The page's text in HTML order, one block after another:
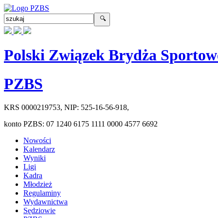
Polski Związek Brydża
PZBS
KRS 0000219753, NIP: 525-16-56-918,
konto PZBS: 07 1240 6175 1111 0000 4577 6692
Nowości
Kalendarz
Wyniki
Ligi
Kadra
Młodzież
Regulaminy
Wydawnictwa
Sędziowie